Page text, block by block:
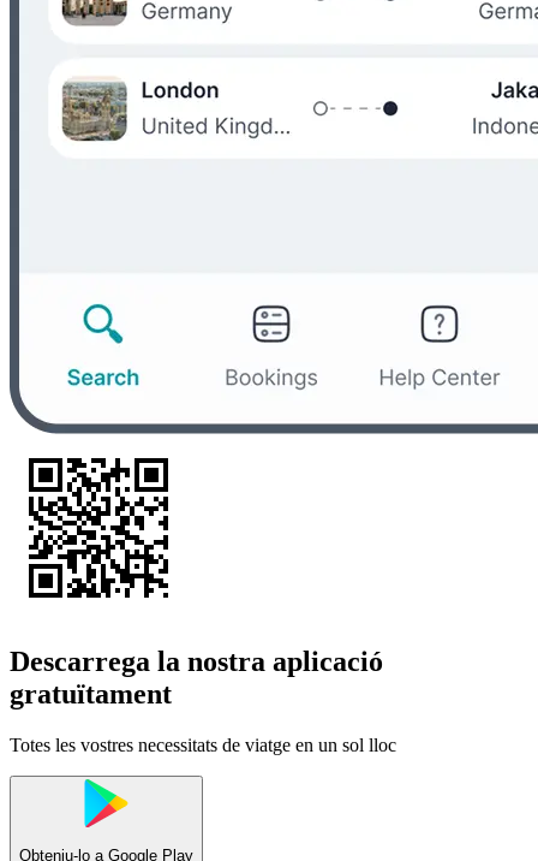
Descarrega la nostra aplicació
gratuïtament
Totes les vostres necessitats de viatge en un sol lloc
Obteniu-lo a Google Play